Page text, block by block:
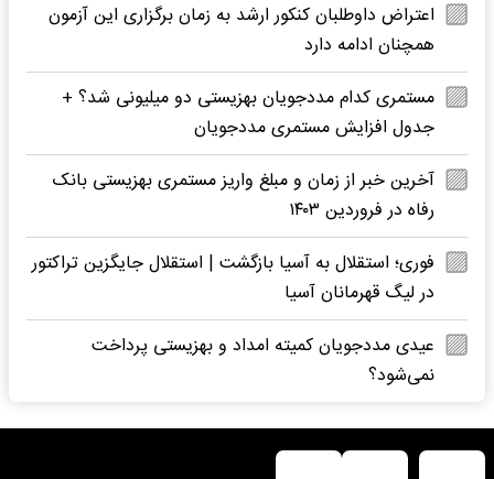
اعتراض داوطلبان کنکور ارشد به زمان برگزاری این آزمون
همچنان ادامه دارد
مستمری کدام مددجویان بهزیستی دو میلیونی شد؟ +
جدول افزایش مستمری مددجویان
آخرین خبر از زمان و مبلغ واریز مستمری بهزیستی بانک
رفاه در فروردین ۱۴۰۳
فوری؛ استقلال به آسیا بازگشت | استقلال جایگزین تراکتور
در لیگ قهرمانان آسیا
عیدی مددجویان کمیته امداد و بهزیستی پرداخت
نمی‌شود؟